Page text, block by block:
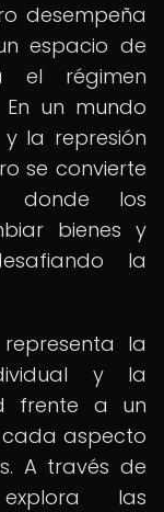
desempeña
espacio de
el régimen
un mundo
la represión
se convierte
donde los
bienes y
la
la
y la
frente a un
aspecto
A través de
las